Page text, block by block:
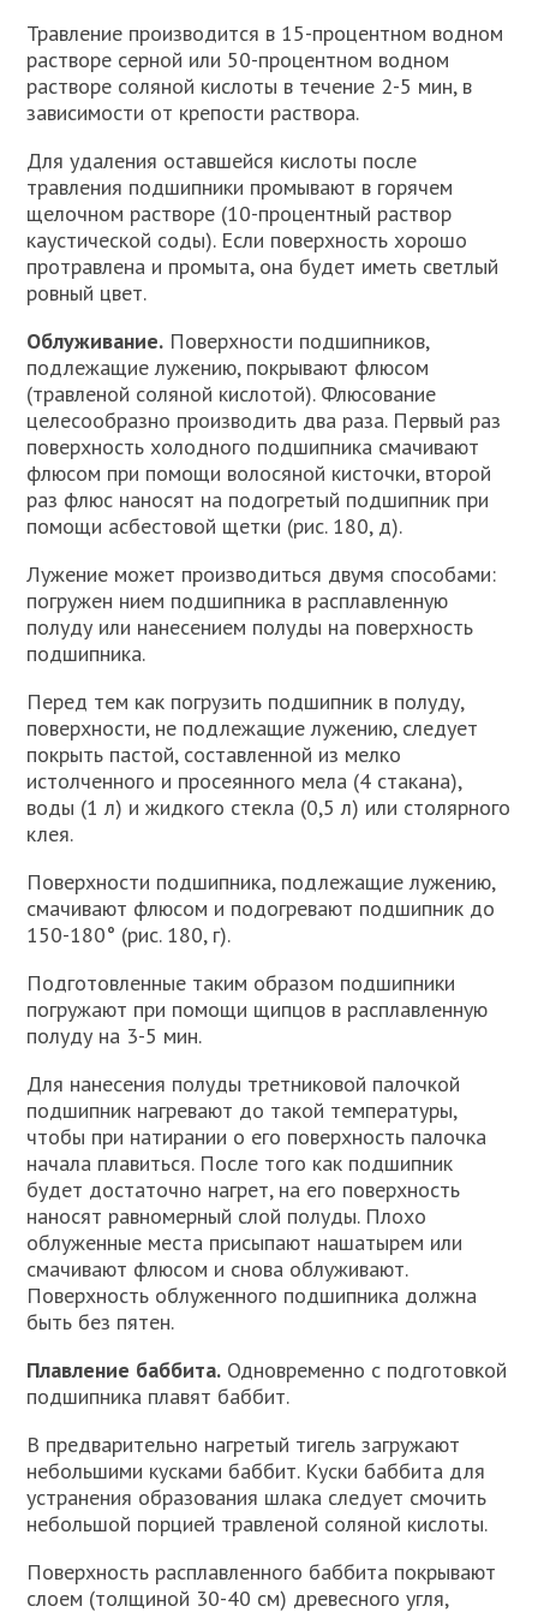
Травление производится в 15-процентном водном
растворе серной или 50-процентном водном
растворе соляной кислоты в течение 2-5 мин, в
зависимости от крепости раствора.
Для удаления оставшейся кислоты после
травления подшипники промывают в горячем
щелочном растворе (10-процентный раствор
каустической соды). Если поверхность хорошо
протравлена и промыта, она будет иметь светлый
ровный цвет.
Облуживание. Поверхности подшипников,
подлежащие лужению, покрывают флюсом
(травленой соляной кислотой). Флюсование
целесообразно производить два раза. Первый раз
поверхность холодного подшипника смачивают
флюсом при помощи волосяной кисточки, второй
раз флюс наносят на подогретый подшипник при
помощи асбестовой щетки (рис. 180, д).
Лужение может производиться двумя способами:
погружен нием подшипника в расплавленную
полуду или нанесением полуды на поверхность
подшипника.
Перед тем как погрузить подшипник в полуду,
поверхности, не подлежащие лужению, следует
покрыть пастой, составленной из мелко
истолченного и просеянного мела (4 стакана),
воды (1 л) и жидкого стекла (0,5 л) или столярного
клея.
Поверхности подшипника, подлежащие лужению,
смачивают флюсом и подогревают подшипник до
150-180° (рис. 180, г).
Подготовленные таким образом подшипники
погружают при помощи щипцов в расплавленную
полуду на 3-5 мин.
Для нанесения полуды третниковой палочкой
подшипник нагревают до такой температуры,
чтобы при натирании о его поверхность палочка
начала плавиться. После того как подшипник
будет достаточно нагрет, на его поверхность
наносят равномерный слой полуды. Плохо
облуженные места присыпают нашатырем или
смачивают флюсом и снова облуживают.
Поверхность облуженного подшипника должна
быть без пятен.
Плавление баббита. Одновременно с подготовкой
подшипника плавят баббит.
В предварительно нагретый тигель загружают
небольшими кусками баббит. Куски баббита для
устранения образования шлака следует смочить
небольшой порцией травленой соляной кислоты.
Поверхность расплавленного баббита покрывают
слоем (толщиной 30-40 см) древесного угля,